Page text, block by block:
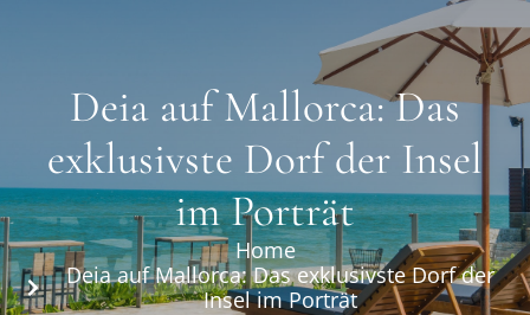
Deia auf Mallorca: Das
exklusivste Dorf der Insel
im Porträt
Home
Deia auf Mallorca: Das exklusivste Dorf der
Insel im Porträt